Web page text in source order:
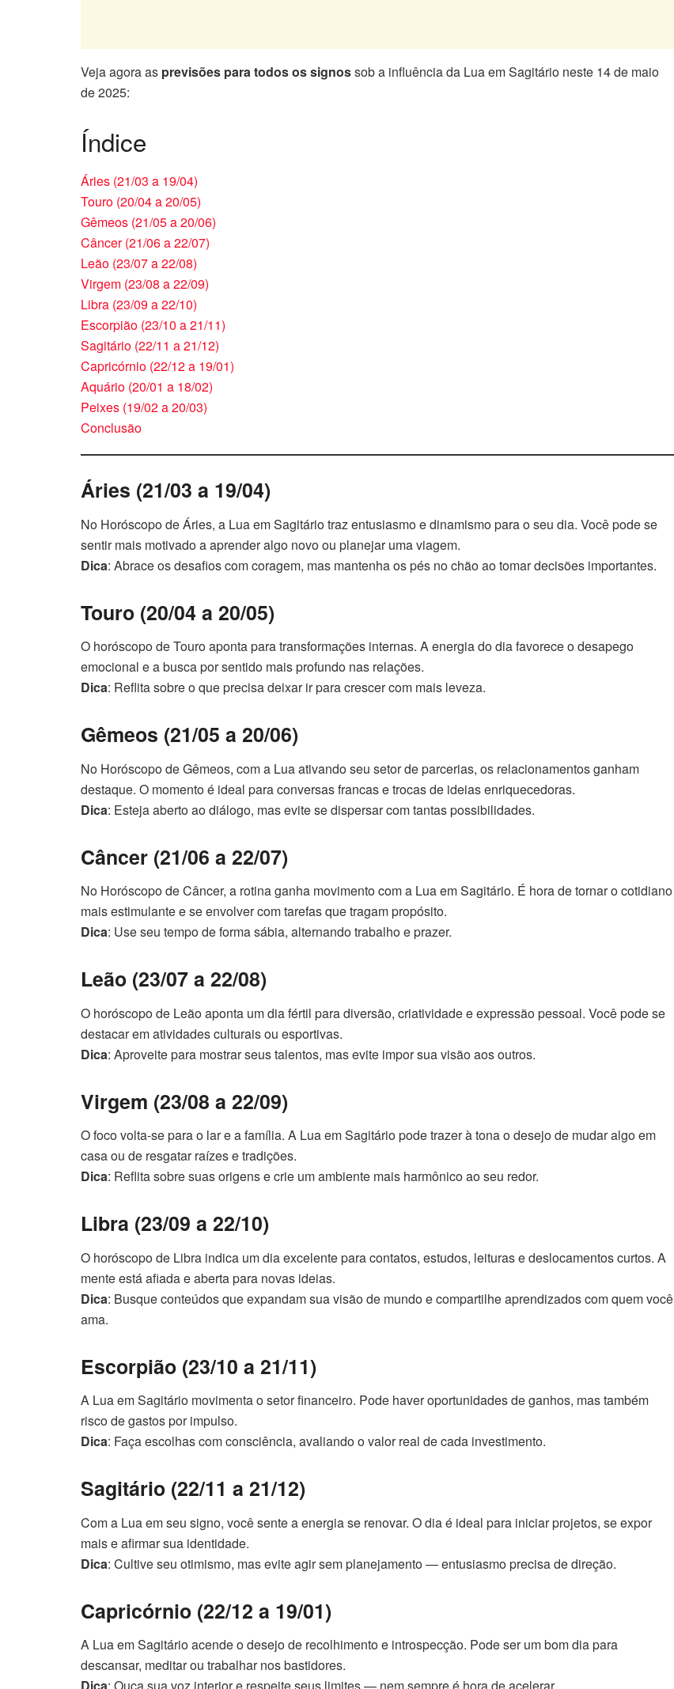
Veja agora as previsões para todos os signossob a influência da Lua em Sagitário neste 14 de maio
de 2025:
Índice
Áries (21/03 a 19/04)
Touro (20/04 a 20/05)
Gêmeos (21/05 a 20/06)
Câncer (21/06 a 22/07)
Leão (23/07 a 22/08)
Virgem (23/08 a 22/09)
Libra (23/09 a 22/10)
Escorpião (23/10 a 21/11)
Sagitário (22/11 a 21/12)
Capricórnio (22/12 a 19/01)
Aquário (20/01 a 18/02)
Peixes (19/02 a 20/03)
Conclusão
Áries (21/03 a 19/04)
No Horóscopo de Áries, a Lua em Sagitário traz entusiasmo e dinamismo para o seu dia. Você pode se
sentir mais motivado a aprender algo novo ou planejar uma viagem.
Dica: Abrace os desafios com coragem, mas mantenha os pés no chão ao tomar decisões importantes.
Touro (20/04 a 20/05)
O horóscopo de Touro aponta para transformações internas. A energia do dia favorece o desapego
emocional e a busca por sentido mais profundo nas relações.
Dica: Reflita sobre o que precisa deixar ir para crescer com mais leveza.
Gêmeos (21/05 a 20/06)
No Horóscopo de Gêmeos, com a Lua ativando seu setor de parcerias, os relacionamentos ganham
destaque. O momento é ideal para conversas francas e trocas de ideias enriquecedoras.
Dica: Esteja aberto ao diálogo, mas evite se dispersar com tantas possibilidades.
Câncer (21/06 a 22/07)
No Horóscopo de Câncer, a rotina ganha movimento com a Lua em Sagitário. É hora de tornar o cotidiano
mais estimulante e se envolver com tarefas que tragam propósito.
Dica: Use seu tempo de forma sábia, alternando trabalho e prazer.
Leão (23/07 a 22/08)
O horóscopo de Leão aponta um dia fértil para diversão, criatividade e expressão pessoal. Você pode se
destacar em atividades culturais ou esportivas.
Dica: Aproveite para mostrar seus talentos, mas evite impor sua visão aos outros.
Virgem (23/08 a 22/09)
O foco volta-se para o lar e a família. A Lua em Sagitário pode trazer à tona o desejo de mudar algo em
casa ou de resgatar raízes e tradições.
Dica: Reflita sobre suas origens e crie um ambiente mais harmônico ao seu redor.
Libra (23/09 a 22/10)
O horóscopo de Libra indica um dia excelente para contatos, estudos, leituras e deslocamentos curtos. A
mente está afiada e aberta para novas ideias.
Dica: Busque conteúdos que expandam sua visão de mundo e compartilhe aprendizados com quem você
ama.
Escorpião (23/10 a 21/11)
A Lua em Sagitário movimenta o setor financeiro. Pode haver oportunidades de ganhos, mas também
risco de gastos por impulso.
Dica: Faça escolhas com consciência, avaliando o valor real de cada investimento.
Sagitário (22/11 a 21/12)
Com a Lua em seu signo, você sente a energia se renovar. O dia é ideal para iniciar projetos, se expor
mais e afirmar sua identidade.
Dica: Cultive seu otimismo, mas evite agir sem planejamento — entusiasmo precisa de direção.
Capricórnio (22/12 a 19/01)
A Lua em Sagitário acende o desejo de recolhimento e introspecção. Pode ser um bom dia para
descansar, meditar ou trabalhar nos bastidores.